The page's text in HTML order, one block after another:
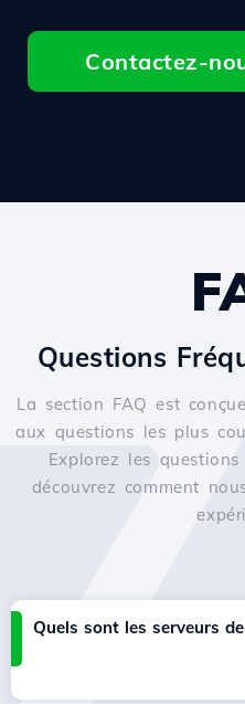
Contactez-
Questions
La section FAQ est
aux questions les plus
Explorez les
découvrez comment
Quels sont les serveurs